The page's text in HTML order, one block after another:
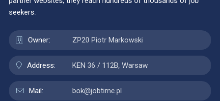
seekers.
Owner: ZP20 Piotr Markowski
Address: KEN 36 / 112B, Warsaw
Mail: bok@jobtime.pl